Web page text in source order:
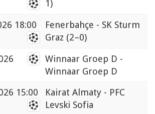
1)
18:00
Fenerbahçe - SK Sturm
Graz (2–0)
Winnaar Groep D -
Winnaar Groep D
15:00
Kairat Almaty - PFC
Levski Sofia